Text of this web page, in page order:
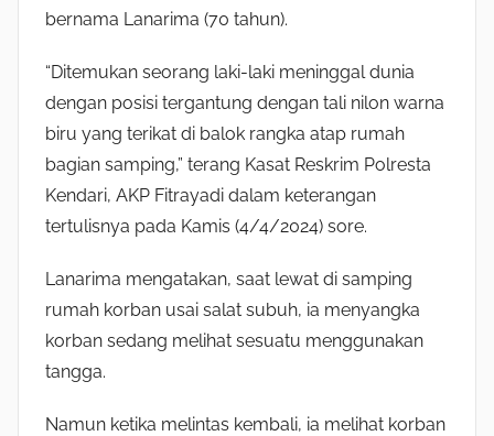
bernama Lanarima (70 tahun).
“Ditemukan seorang laki-laki meninggal dunia
dengan posisi tergantung dengan tali nilon warna
biru yang terikat di balok rangka atap rumah
bagian samping,” terang Kasat Reskrim Polresta
Kendari, AKP Fitrayadi dalam keterangan
tertulisnya pada Kamis (4/4/2024) sore.
Lanarima mengatakan, saat lewat di samping
rumah korban usai salat subuh, ia menyangka
korban sedang melihat sesuatu menggunakan
tangga.
Namun ketika melintas kembali, ia melihat korban